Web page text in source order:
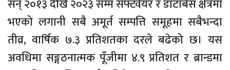
सन् २०१३ देखि २०२३ सम्म सफ्टवेयर र डाटाबेस क्षेत्रमा
भएको लगानी सबै अमूर्त सम्पत्ति समूहमा सबैभन्दा
तीव्र, वार्षिक ७.३ प्रतिशतका दरले बढेको छ। यस
अवधिमा सङ्गठनात्मक पूँजीमा ४.९ प्रतिशत र ब्रान्डमा